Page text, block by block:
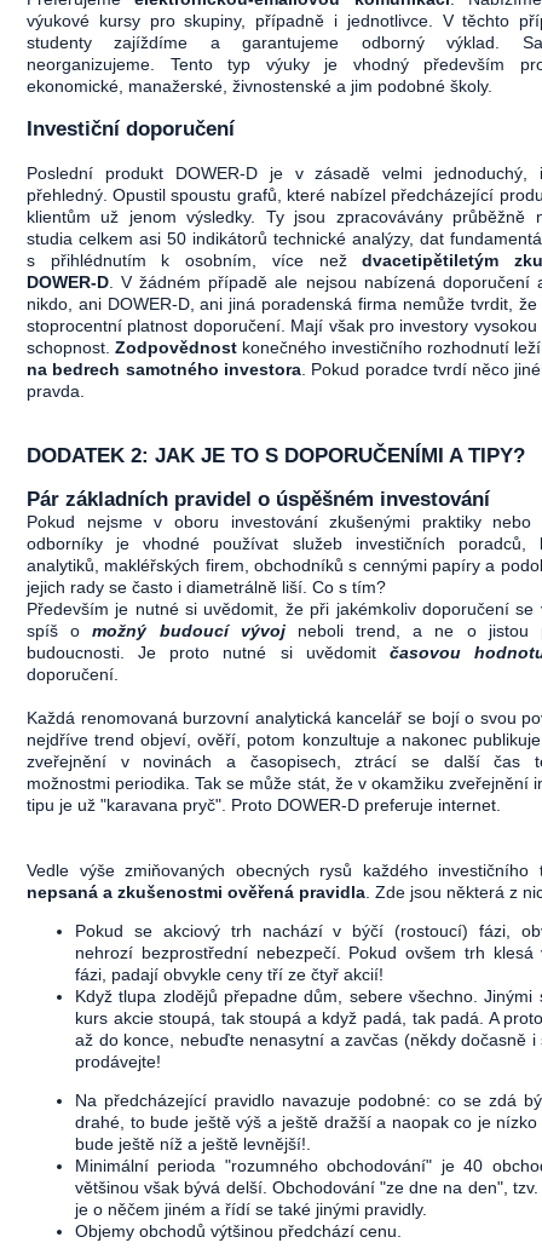
výukové kursy pro skupiny, případně i jednotlivce. V těchto
studenty zajíždíme a garantujeme odborný výklad.
neorganizujeme. Tento typ výuky je vhodný především
ekonomické, manažerské, živnostenské a jim podobné školy.
Investiční doporučení
Poslední produkt DOWER-D je v zásadě velmi jednoduchý,
přehledný. Opustil spoustu grafů, které nabízel předcházející
klientům už jenom výsledky. Ty jsou zpracovávány průběžně
studia celkem asi 50 indikátorů technické analýzy, dat
s přihlédnutím k osobním, více neždvacetipětiletým
DOWER-D . V žádném případě ale nejsou nabízená doporučení
nikdo, ani DOWER-D, ani jiná poradenská firma nemůže tvrdit,
stoprocentní platnost doporučení. Mají však pro investory
schopnost. Zodpovědnost konečného investičního rozhodnutí
na bedrech samotného investora. Pokud poradce tvrdí něco
pravda.
DODATEK 2: JAK JE TO S DOPORUČENÍMI A TIPY?
Pár základních pravidel o úspěšném investování
Pokud nejsme v oboru investování zkušenými praktiky nebo
odborníky je vhodné používat služeb investičních poradců,
analytiků, makléřských firem, obchodníků s cennými papíry a
jejich rady se často i diametrálně liší. Co s tím?
Především je nutné si uvědomit, že při jakémkoliv doporučení se
spíš omožný budoucí vývojneboli trend, a ne o jistou
budoucnosti. Je proto nutné si uvědomit časovou
doporučení.
Každá renomovaná burzovní analytická kancelář se bojí o svou
nejdříve trend objeví, ověří, potom konzultuje a nakonec
zveřejnění v novinách a časopisech, ztrácí se další čas
možnostmi periodika. Tak se může stát, že v okamžiku zveřejnění
tipu je už "karavana pryč". Proto DOWER-D preferuje internet.
Vedle výše zmiňovaných obecných rysů každého
nepsaná a zkušenostmi ověřená pravidla . Zde jsou některá z
Pokud se akciový trh nachází v býčí (rostoucí) fázi,
nehrozí bezprostřední nebezpečí. Pokud ovšem trh klesá
fázi, padají obvykle ceny tří ze čtyř akcií!
Když tlupa zlodějů přepadne dům, sebere všechno. Jinými
kurs akcie stoupá, tak stoupá a když padá, tak padá. A
až do konce, nebuďte nenasytní a zavčas (někdy dočasně i
prodávejte!
Na předcházející pravidlo navazuje podobné: co se zdá
drahé, to bude ještě výš a ještě dražší a naopak co je
bude ještě níž a ještě levnější!.
Minimální perioda "rozumného obchodování" je 40
většinou však bývá delší. Obchodování "ze dne na den",
je o něčem jiném a řídí se také jinými pravidly.
Objemy obchodů výtšinou předchází cenu.